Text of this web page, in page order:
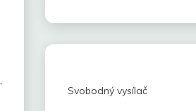
Svobodný vysílač